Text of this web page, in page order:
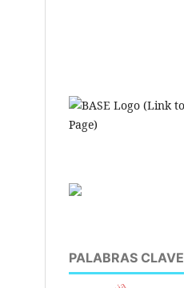
PALABRAS CLAVE